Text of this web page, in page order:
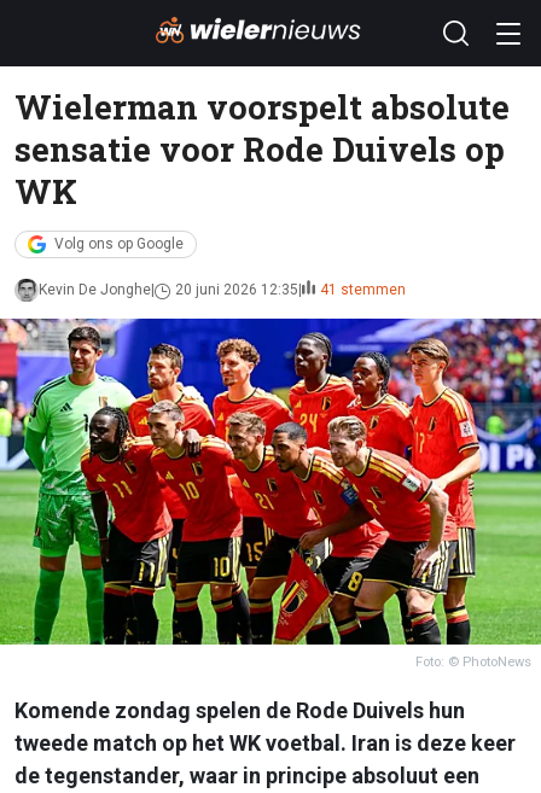
Wielerman voorspelt absolute
sensatie voor Rode Duivels op
WK
Volg ons op Google
Kevin De Jonghe 20 juni 2026 12:35 41 stemmen
Foto: © PhotoNews
Komende zondag spelen de Rode Duivels hun
tweede match op het WK voetbal. Iran is deze keer
de tegenstander, waar in principe absoluut een